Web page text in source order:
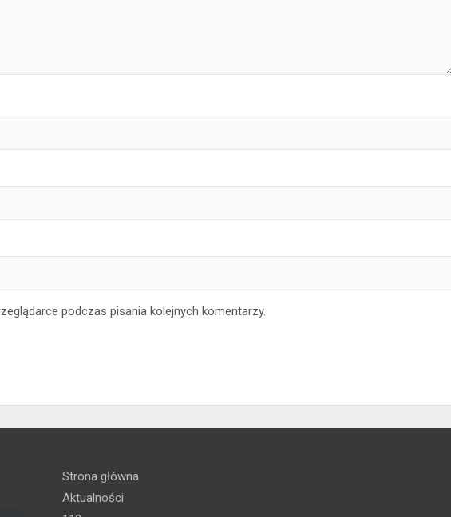
podczas pisania kolejnych komentarzy.
Strona główna
Aktualności